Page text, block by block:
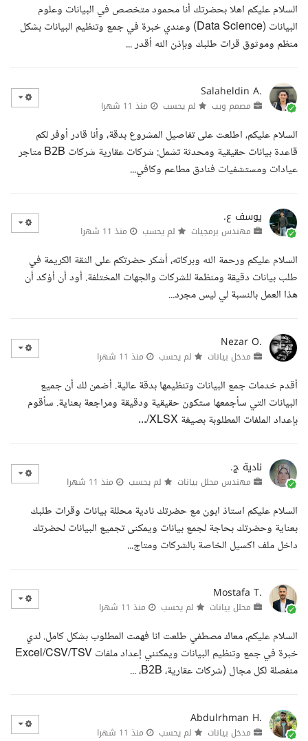
السلام عليكم اهلا بحضرتك أنا محمود متخصص في البيانات وعلوم
البيانات (Data Science) وعندي خبرة في جمع وتنظيم البيانات بشكل
منظم وموثوق قرات طلبك وبإذن الله أقدر ...
Salaheldin A.
مصمم ويب لم يحسب منذ 11 شهرا
السلام عليكم، اطلعت على تفاصيل المشروع بدقة، وأنا قادر أوفر لكم
قاعدة بيانات حقيقية ومحدثة تشمل: شركات عقارية شركات B2B متاجر
عيادات ومستشفيات فنادق مطاعم وكافي...
يوسف ع.
مهندس برمجيات لم يحسب منذ 11 شهرا
السلام عليكم ورحمة الله وبركاته، أشكر حضرتكم على الثقة الكريمة في
طلب بيانات دقيقة ومنظمة للشركات والجهات المختلفة. أود أن أؤكد أن
هذا العمل بالنسبة لي ليس مجرد...
Nezar O.
مدخل بيانات لم يحسب منذ 11 شهرا
أقدم خدمات جمع البيانات وتنظيمها بدقة عالية. أضمن لك أن جميع
البيانات التي سأجمعها ستكون حقيقية ودقيقة ومراجعة بعناية. سأقوم
بإعداد الملفات المطلوبة بصيغة XLSX/...
نادية ج.
مهندس محلل بيانات لم يحسب منذ 11 شهرا
السلام عليكم استاذ ابون مع حضرتك نادية محللة بيانات وقرات طلبك
بعناية وحضرتك بحاجة لجمع بيانات ويمكنى تجميع البيانات لحضرتك
داخل ملف اكسيل الخاصة بالشركات ومتاج...
Mostafa T.
محلل بيانات لم يحسب منذ 11 شهرا
السلام عليكم، معاك مصطفي طلعت انا فهمت المطلوب بشكل كامل. لدي
خبرة في جمع وتنظيم البيانات ويمكنني إعداد ملفات Excel/CSV/TSV
منفصلة لكل مجال (شركات عقارية، B2B، ...
Abdulrhman H.
مدخل بيانات لم يحسب منذ 11 شهرا